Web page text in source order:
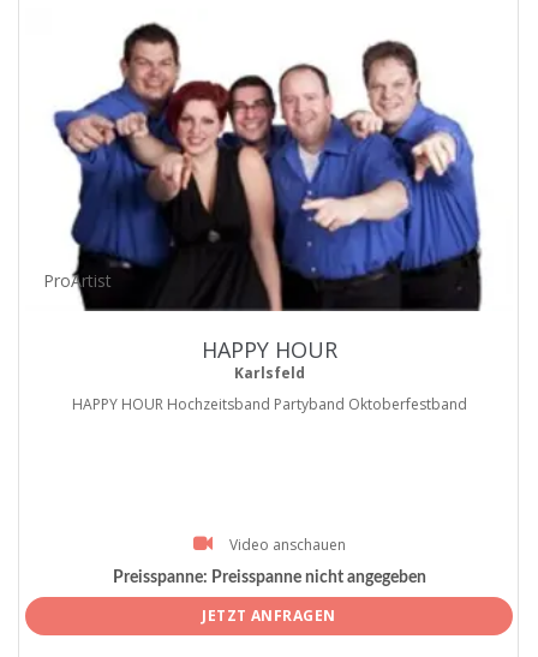
ProArtist
HAPPY HOUR
Karlsfeld
HAPPY HOUR Hochzeitsband Partyband Oktoberfestband
Video anschauen
Preisspanne: Preisspanne nicht angegeben
JETZT ANFRAGEN